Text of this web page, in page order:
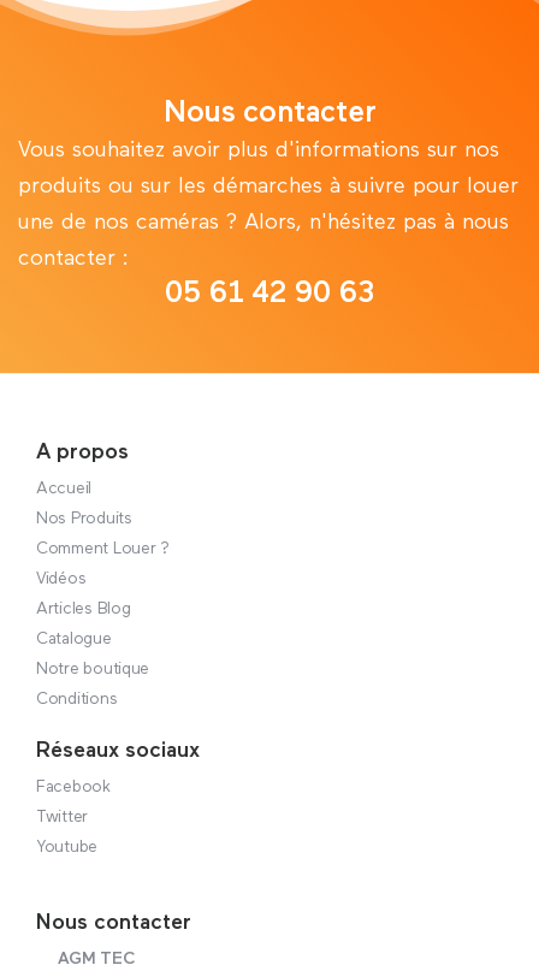
Nous contacter
Vous souhaitez avoir plus d'informations sur nos
produits ou sur les démarches à suivre pour louer
une de nos caméras ? Alors, n'hésitez pas à nous
contacter :
05 61 42 90 63
A propos
Accueil
Nos Produits
Comment Louer ?
Vidéos
Articles Blog
Catalogue
Notre boutique
Conditions
Réseaux sociaux
Facebook
Twitter
Youtube
Nous contacter
AGM TEC